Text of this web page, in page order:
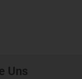
Uns